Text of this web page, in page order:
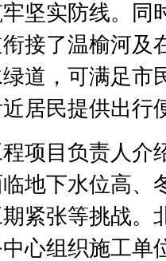
坚实防线。同
接了温榆河及
道，可满足市
居民提供出行
目负责人介
地下水位高、
紧张等挑战。
心组织施工单